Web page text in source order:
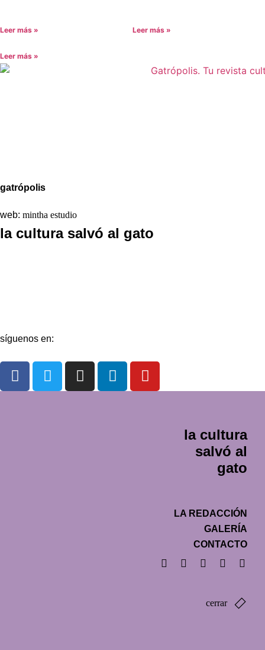
Leer más » Leer más »
Leer más »
gatrópolis
web: mintha estudio
la cultura salvó al gato
síguenos en:
la cultura
salvó al
gato
LA REDACCIÓN
GALERÍA
CONTACTO
cerrar